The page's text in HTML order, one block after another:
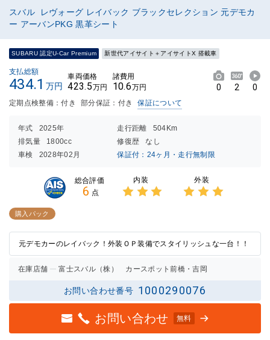
スバル レヴォーグ レイバック ブラックセレクション 元デモカ
ー アーバンPKG 黒革シート
SUBARU 認定U-Car Premium 新世代アイサイト＋アイサイトX 搭載車
支払総額
434.1 万円
車両価格
423.5万円
諸費用
10.6万円 0 2 0
定期点検整備：付き 部分保証：付き 保証について
年式 2025年 走行距離
504Km
排気量
1800cc 修復歴
なし
車検
2028年02月 保証付：24ヶ月・走行無制限
総合評価
6 点
内装 外装
購入パック
元デモカーのレイバック！外装ＯＰ装備でスタイリッシュな一台！！
在庫店舗 富士スバル（株） カースポット前橋・吉岡
お問い合わせ番号 1000290076
お問い合わせ 無料